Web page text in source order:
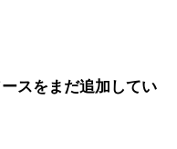
スをまだ追加してい